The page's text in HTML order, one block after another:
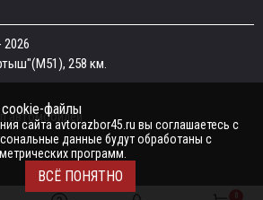
258 км.
автомобилей
файлы
сайта avtorazbor45.ru вы соглашаетесь с
данные будут обработаны с
программ.
ВСЁ ПОНЯТНО